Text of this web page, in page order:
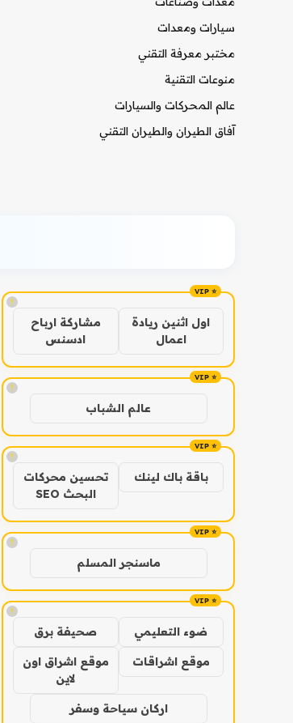
سيارات ومعدات
مختبر معرفة التقني
منوعات التقنية
عالم المحركات والسيارات
آفاق الطيران والطيران التقني
!
اول اثنين ريادة
اعمال
مشاركة ارباح
ادسنس
!
عالم الشباب
!
باقة باك لينك
تحسين محركات
البحث SEO
!
ماسنجر المسلم
!
ضوء التعليمي صحيفة برق
موقع اشراقات
موقع اشراق اون
لاين
اركان سياحة وسفر